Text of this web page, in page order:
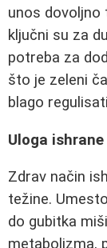
unos
ključni su za
potreba za
što je zeleni
blago
Uloga
Zdrav način
težine.
do gubitka
metabolizma,